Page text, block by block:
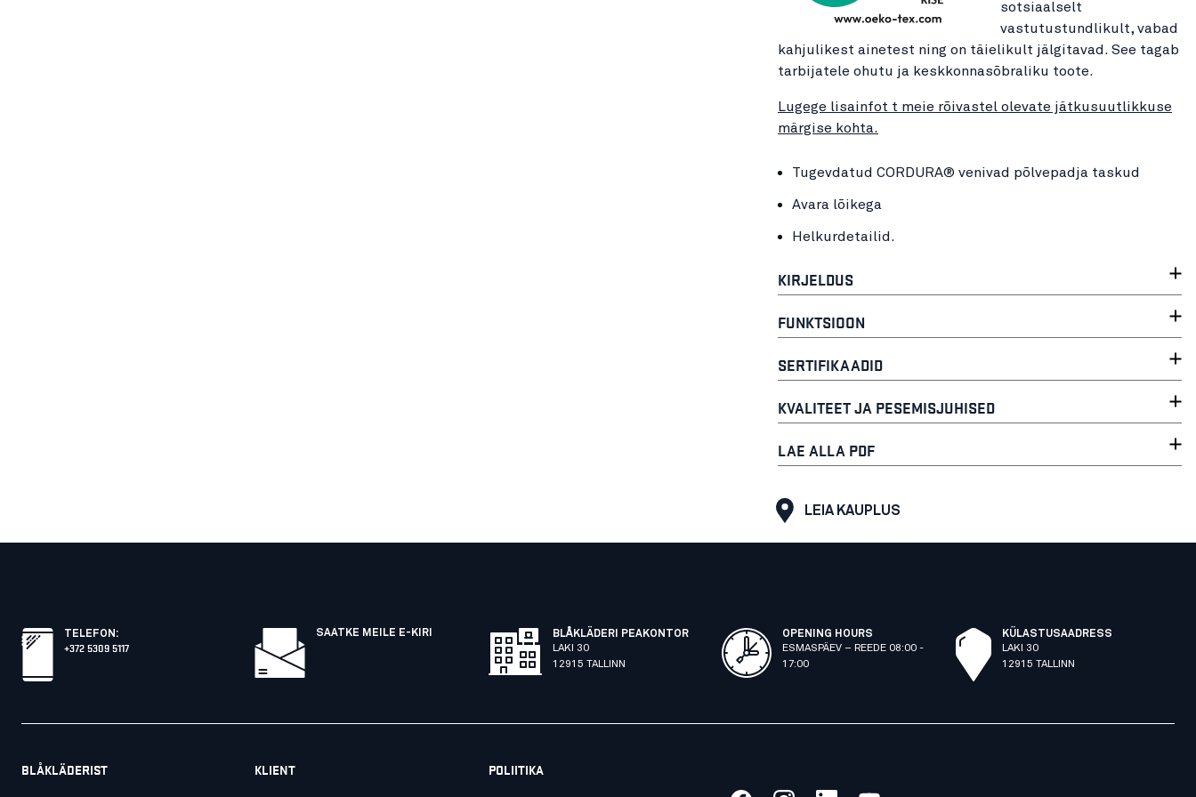
sotsiaalselt
vastutustundlikult, vabad
kahjulikest ainetest ning on täielikult jälgitavad. See tagab
tarbijatele ohutu ja keskkonnasõbraliku toote.
Lugege lisainfot t meie rõivastel olevate jätkusuutlikkuse
märgise kohta.
Tugevdatud CORDURA® venivad põlvepadja taskud
Avara lõikega
Helkurdetailid.
KIRJELDUS
FUNKTSIOON
SERTIFIKAADID
KVALITEET JA PESEMISJUHISED
LAE ALLA PDF
LEIA KAUPLUS
TELEFON :
+372 5309 5117
SAATKE MEILE E-KIRI
BLÅKLÄDERI PEAKONTOR
LAKI 30
12915 TALLINN
OPENING HOURS
ESMASPÄEV – REEDE 08:00 -
17:00
KÜLASTUSAADRESS
LAKI 30
12915 TALLINN
BLÅKLÄDERIST KLIENT POLIITIKA